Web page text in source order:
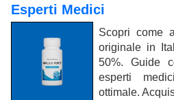
Esperti Medici
Scopri come
originale in
50%. Guide
esperti
ottimale.